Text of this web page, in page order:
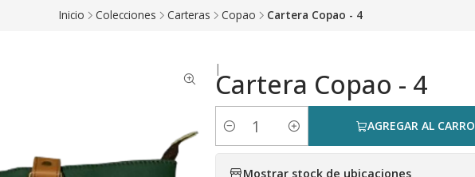
Inicio Colecciones Carteras Copao Cartera Copao - 4
|Cartera Copao - 4
Cantidad
AGREGAR AL CARRO
Mostrar stock de ubicaciones